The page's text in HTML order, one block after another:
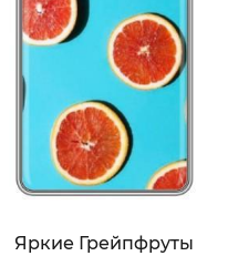
Яркие Грейпфруты